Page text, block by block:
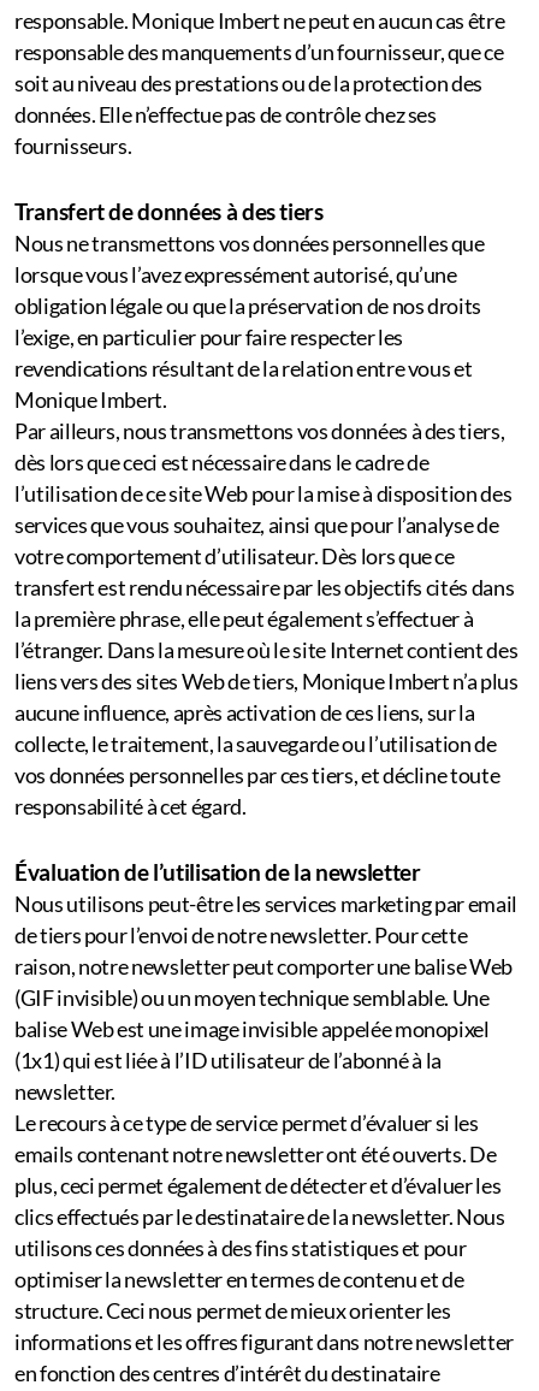
responsable. Monique Imbert ne peut en aucun cas être
responsable des manquements d’un fournisseur, que ce
soit au niveau des prestations ou de la protection des
données. Elle n’effectue pas de contrôle chez ses
fournisseurs.
Transfert de données à des tiers
Nous ne transmettons vos données personnelles que
lorsque vous l’avez expressément autorisé, qu’une
obligation légale ou que la préservation de nos droits
l’exige, en particulier pour faire respecter les
revendications résultant de la relation entre vous et
Monique Imbert.
Par ailleurs, nous transmettons vos données à des tiers,
dès lors que ceci est nécessaire dans le cadre de
l’utilisation de ce site Web pour la mise à disposition des
services que vous souhaitez, ainsi que pour l’analyse de
votre comportement d’utilisateur. Dès lors que ce
transfert est rendu nécessaire par les objectifs cités dans
la première phrase, elle peut également s’effectuer à
l’étranger. Dans la mesure où le site Internet contient des
liens vers des sites Web de tiers, Monique Imbert n’a plus
aucune influence, après activation de ces liens, sur la
collecte, le traitement, la sauvegarde ou l’utilisation de
vos données personnelles par ces tiers, et décline toute
responsabilité à cet égard.
Évaluation de l’utilisation de la newsletter
Nous utilisons peut-être les services marketing par email
de tiers pour l’envoi de notre newsletter. Pour cette
raison, notre newsletter peut comporter une balise Web
(GIF invisible) ou un moyen technique semblable. Une
balise Web est une image invisible appelée monopixel
(1x1) qui est liée à l’ID utilisateur de l’abonné à la
newsletter.
Le recours à ce type de service permet d’évaluer si les
emails contenant notre newsletter ont été ouverts. De
plus, ceci permet également de détecter et d’évaluer les
clics effectués par le destinataire de la newsletter. Nous
utilisons ces données à des fins statistiques et pour
optimiser la newsletter en termes de contenu et de
structure. Ceci nous permet de mieux orienter les
informations et les offres figurant dans notre newsletter
en fonction des centres d’intérêt du destinataire